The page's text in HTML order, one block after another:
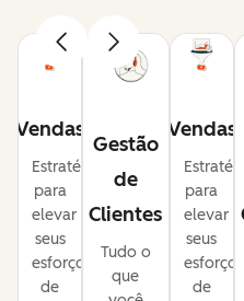
Vendas
Estratégias
para
elevar
seus
esforços
de
Gestão
de
Clientes
Tudo o
que
Vendas
para
elevar
seus
esforços
de